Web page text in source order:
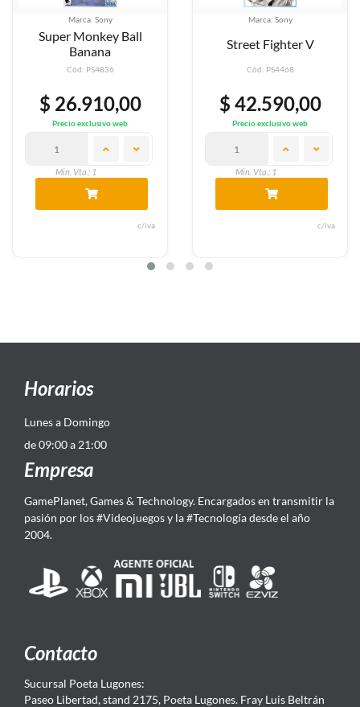
Marca: Sony
Street Fighter V
Cód: PS4468
$ 42.590,00
Precio exclusivo web
Min. Vta.: 1
Marca: Sony
Super Bomberman R
Cód: PS4475
$ 50.790,00
Precio exclusivo web
Min. Vta.: 1
Horarios
Lunes a Domingo
de 09:00 a 21:00
Empresa
GamePlanet, Games & Technology. Encargados en transmitir la
pasión por los #Videojuegos y la #Tecnología desde el año
2004.
Contacto
Sucursal Poeta Lugones:
Paseo Libertad, stand 2175, Poeta Lugones. Fray Luis Beltrán